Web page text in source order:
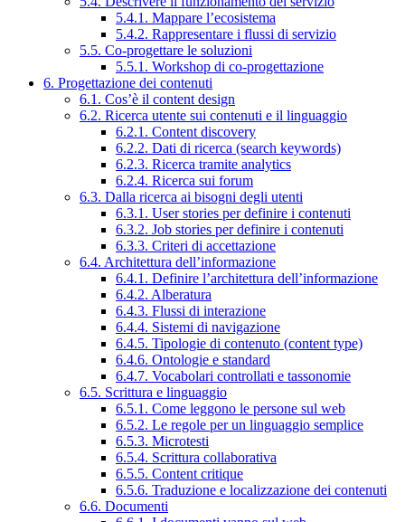
5.4.1. Mappare l’ecosistema
5.4.2. Rappresentare i flussi di servizio
5.5. Co-progettare le soluzioni
5.5.1. Workshop di co-progettazione
6. Progettazione dei contenuti
6.1. Cos’è il content design
6.2. Ricerca utente sui contenuti e il linguaggio
6.2.1. Content discovery
6.2.2. Dati di ricerca (search keywords)
6.2.3. Ricerca tramite analytics
6.2.4. Ricerca sui forum
6.3. Dalla ricerca ai bisogni degli utenti
6.3.1. User stories per definire i contenuti
6.3.2. Job stories per definire i contenuti
6.3.3. Criteri di accettazione
6.4. Architettura dell’informazione
6.4.1. Definire l’architettura dell’informazione
6.4.2. Alberatura
6.4.3. Flussi di interazione
6.4.4. Sistemi di navigazione
6.4.5. Tipologie di contenuto (content type)
6.4.6. Ontologie e standard
6.4.7. Vocabolari controllati e tassonomie
6.5. Scrittura e linguaggio
6.5.1. Come leggono le persone sul web
6.5.2. Le regole per un linguaggio semplice
6.5.3. Microtesti
6.5.4. Scrittura collaborativa
6.5.5. Content critique
6.5.6. Traduzione e localizzazione dei contenuti
6.6. Documenti